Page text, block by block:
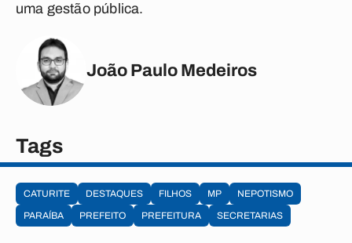
uma gestão pública.
João Paulo Medeiros
Tags
CATURITE DESTAQUES FILHOS MP
NEPOTISMO
PARAÍBA
PREFEITO PREFEITURA SECRETARIAS